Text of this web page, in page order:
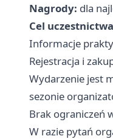
Nagrody: dla
Cel
Informacje
Rejestracja i
Wydarzenie jest
sezonie
Brak ograniczeń
W razie pytań